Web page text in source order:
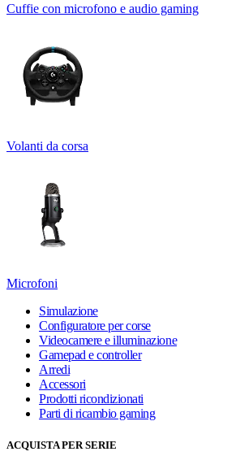
Cuffie con microfono e audio gaming
Volanti da corsa
Microfoni
Simulazione
Configuratore per corse
Videocamere e illuminazione
Gamepad e controller
Arredi
Accessori
Prodotti ricondizionati
Parti di ricambio gaming
ACQUISTA PER SERIE